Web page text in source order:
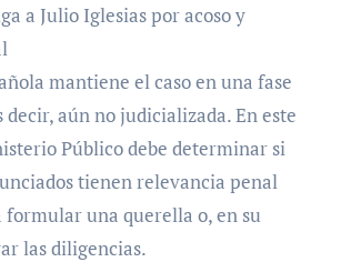
a Julio Iglesias por acoso y
mantiene el caso en una fase
decir, aún no judicializada. En este
Público debe determinar si
tienen relevancia penal
una querella o, en su
las diligencias.